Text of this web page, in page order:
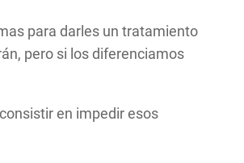
para darles un tratamiento
pero si los diferenciamos
en impedir esos